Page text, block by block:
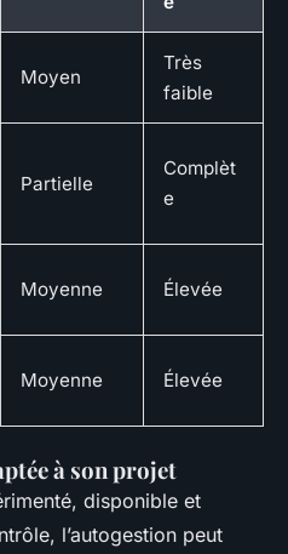
Moyen
Très
faible
Partielle
Complèt
e
Moyenne Élevée
Moyenne Élevée
à son projet
disponible et
l’autogestion peut